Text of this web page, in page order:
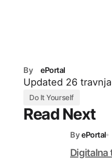
By ePortal
Updated 26
Do It Yourself
Read Next
By ePortal
Digitalna